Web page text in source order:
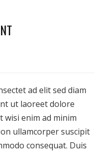
ad elit sed diam
ut laoreet dolore
wisi enim ad minim
ullamcorper suscipit
consequat. Duis